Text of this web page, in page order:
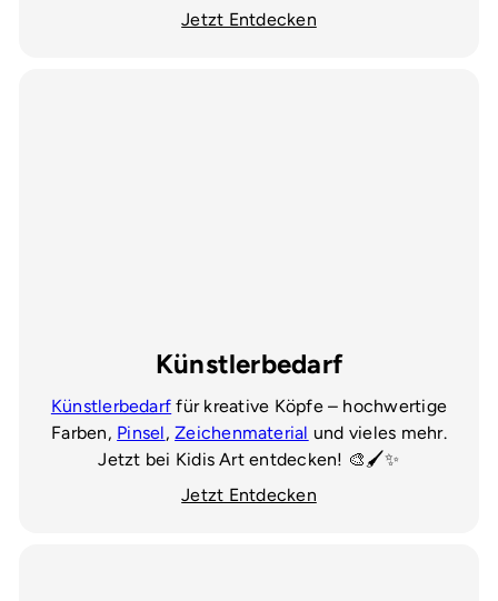
Jetzt Entdecken
Künstlerbedarf
Künstlerbedarf für kreative Köpfe – hochwertige
Farben, Pinsel,Zeichenmaterial und vieles mehr.
Jetzt bei Kidis Art entdecken! 🎨🖌️✨
Jetzt Entdecken